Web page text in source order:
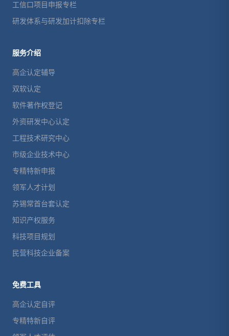
工信口项目申报专栏
研发体系与研发加计扣除专栏
服务介绍
高企认定辅导
双软认定
软件著作权登记
外资研发中心认定
工程技术研究中心
市级企业技术中心
专精特新申报
领军人才计划
苏锡常首台套认定
知识产权服务
科技项目规划
民营科技企业备案
免费工具
高企认定自评
专精特新自评